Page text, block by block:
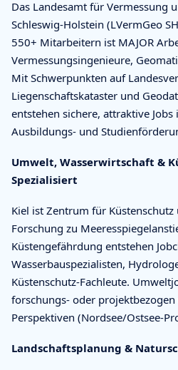
Das Landesamt für Vermessung
Schleswig-Holstein (LVermGeo
550+ Mitarbeitern ist MAJOR
Vermessungsingenieure,
Mit Schwerpunkten auf
Liegenschaftskataster und
entstehen sichere, attraktive
Ausbildungs- und
Umwelt, Wasserwirtschaft &
Spezialisiert
Kiel ist Zentrum für
Forschung zu
Küstengefährdung entstehen
Wasserbauspezialisten,
Küstenschutz-Fachleute.
forschungs- oder
Perspektiven (Nordsee/Ostsee-
Landschaftsplanung &